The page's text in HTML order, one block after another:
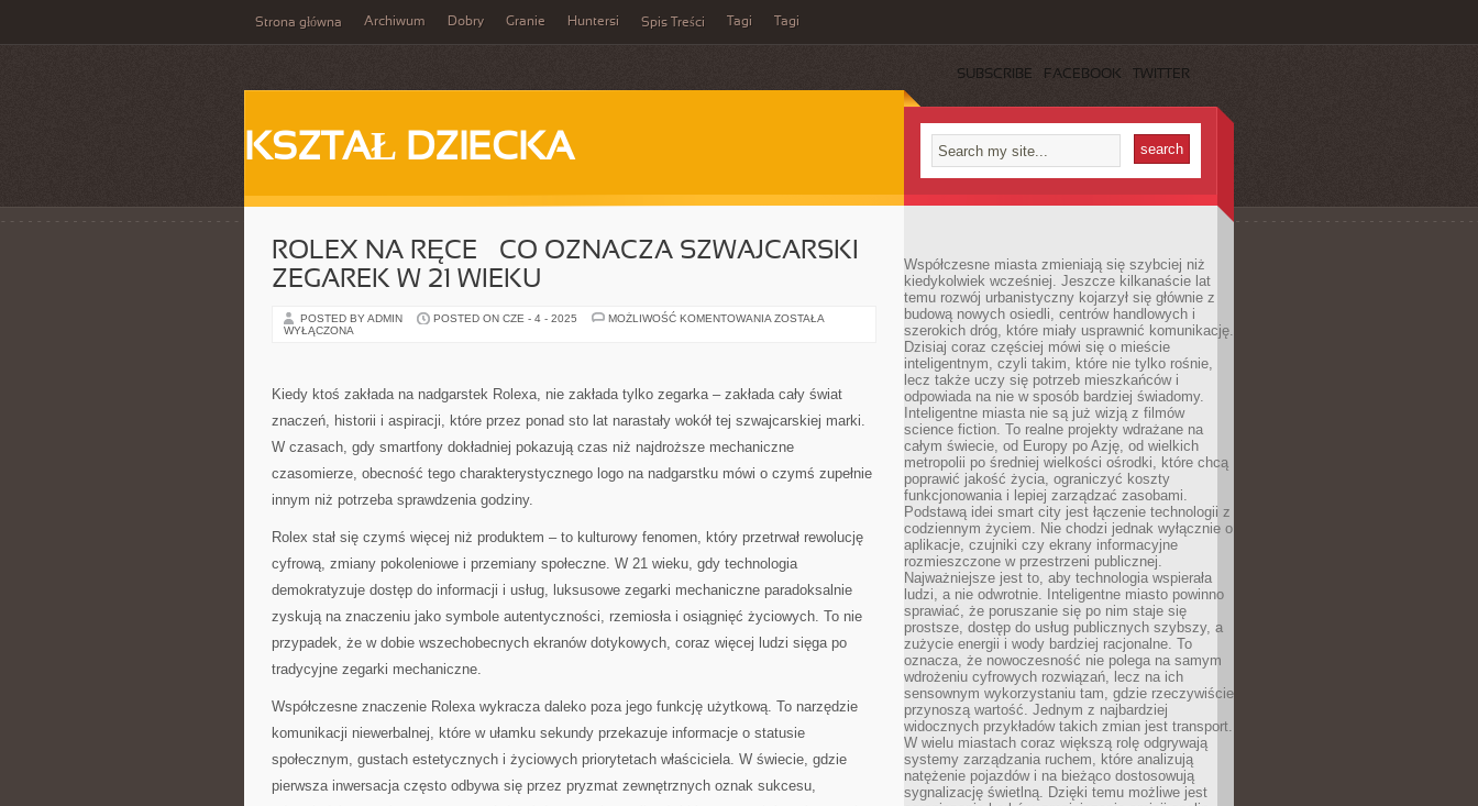
Strona główna Archiwum Dobry Granie Huntersi Spis Treści Tagi Tagi
SUBSCRIBE FACEBOOK TWITTER
KSZTAŁ DZIECKA
ROLEX NA RĘCE – CO OZNACZA SZWAJCARSKI
ZEGAREK W 21 WIEKU
POSTED BY ADMIN POSTED ON CZE - 4 - 2025 MOŻLIWOŚĆ KOMENTOWANIA ROLEX
SZWAJCARSKI
ZEGAREK
21
ZOSTAŁA
WYŁĄCZONA
Kiedy ktoś zakłada na nadgarstek Rolexa, nie zakłada tylko zegarka – zakłada cały świat
znaczeń, historii i aspiracji, które przez ponad sto lat narastały wokół tej szwajcarskiej marki.
W czasach, gdy smartfony dokładniej pokazują czas niż najdroższe mechaniczne
czasomierze, obecność tego charakterystycznego logo na nadgarstku mówi o czymś zupełnie
innym niż potrzeba sprawdzenia godziny.
Rolex stał się czymś więcej niż produktem – to kulturowy fenomen, który przetrwał rewolucję
cyfrową, zmiany pokoleniowe i przemiany społeczne. W 21 wieku, gdy technologia
demokratyzuje dostęp do informacji i usług, luksusowe zegarki mechaniczne paradoksalnie
zyskują na znaczeniu jako symbole autentyczności, rzemiosła i osiągnięć życiowych. To nie
przypadek, że w dobie wszechobecnych ekranów dotykowych, coraz więcej ludzi sięga po
tradycyjne zegarki mechaniczne.
Współczesne znaczenie Rolexa wykracza daleko poza jego funkcję użytkową. To narzędzie
komunikacji niewerbalnej, które w ułamku sekundy przekazuje informacje o statusie
społecznym, gustach estetycznych i życiowych priorytetach właściciela. W świecie, gdzie
pierwsza inwersacja często odbywa się przez pryzmat zewnętrznych oznak sukcesu,
Współczesne miasta zmieniają się szybciej niż
kiedykolwiek wcześniej. Jeszcze kilkanaście lat
temu rozwój urbanistyczny kojarzył się głównie z
budową nowych osiedli, centrów handlowych i
szerokich dróg, które miały usprawnić komunikację.
Dzisiaj coraz częściej mówi się o mieście
inteligentnym, czyli takim, które nie tylko rośnie,
lecz także uczy się potrzeb mieszkańców i
odpowiada na nie w sposób bardziej świadomy.
Inteligentne miasta nie są już wizją z filmów
science fiction. To realne projekty wdrażane na
całym świecie, od Europy po Azję, od wielkich
metropolii po średniej wielkości ośrodki, które chcą
poprawić jakość życia, ograniczyć koszty
funkcjonowania i lepiej zarządzać zasobami.
Podstawą idei smart city jest łączenie technologii z
codziennym życiem. Nie chodzi jednak wyłącznie o
aplikacje, czujniki czy ekrany informacyjne
rozmieszczone w przestrzeni publicznej.
Najważniejsze jest to, aby technologia wspierała
ludzi, a nie odwrotnie. Inteligentne miasto powinno
sprawiać, że poruszanie się po nim staje się
prostsze, dostęp do usług publicznych szybszy, a
zużycie energii i wody bardziej racjonalne. To
oznacza, że nowoczesność nie polega na samym
wdrożeniu cyfrowych rozwiązań, lecz na ich
sensownym wykorzystaniu tam, gdzie rzeczywiście
przynoszą wartość. Jednym z najbardziej
widocznych przykładów takich zmian jest transport.
W wielu miastach coraz większą rolę odgrywają
systemy zarządzania ruchem, które analizują
natężenie pojazdów i na bieżąco dostosowują
sygnalizację świetlną. Dzięki temu możliwe jest